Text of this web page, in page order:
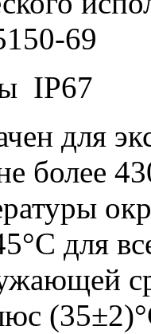
69
IP67
для
более
для